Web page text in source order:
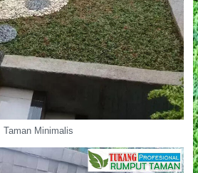
Taman Minimalis